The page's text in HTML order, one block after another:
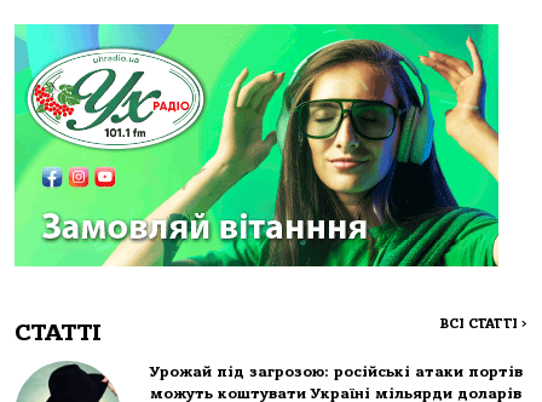
СТАТТІ ВСІ СТАТТІ >
Урожай під загрозою: російські атаки портів
можуть коштувати Україні мільярди доларів